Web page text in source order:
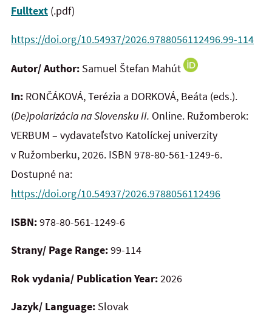
Fulltext (.pdf)
https://doi.org/10.54937/2026.9788056112496.99-114
Autor/ Author: Samuel Štefan Mahút
In: RONČÁKOVÁ, Terézia a DORKOVÁ, Beáta (eds.).
(De)polarizácia na Slovensku II. Online. Ružomberok:
VERBUM – vydavateľstvo Katolíckej univerzity
v Ružomberku, 2026. ISBN 978-80-561-1249-6.
Dostupné na:
https://doi.org/10.54937/2026.9788056112496
ISBN:978-80-561-1249-6
Strany/ Page Range:99-114
Rok vydania/ Publication Year:2026
Jazyk/ Language: Slovak